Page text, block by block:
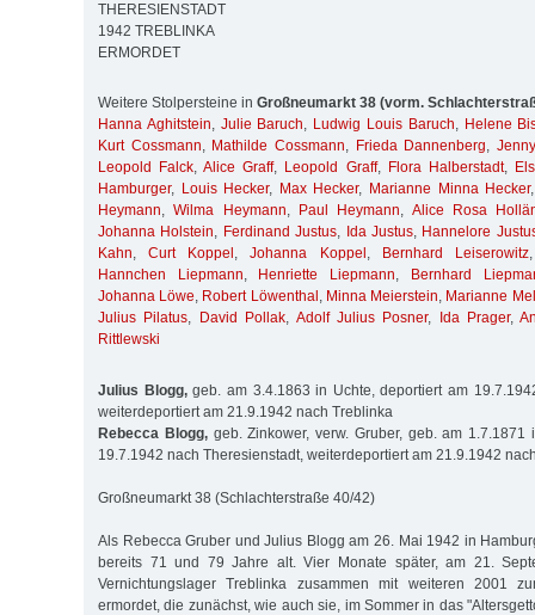
THERESIENSTADT
1942 TREBLINKA
ERMORDET
Weitere Stolpersteine in Großneumarkt 38 (vorm.
Hanna Aghitstein, Julie Baruch, Ludwig Louis Baruch, Helene
Kurt Cossmann, Mathilde Cossmann, Frieda Dannenberg,
Leopold Falck,Alice Graff, Leopold Graff, Flora Halberstadt,
Hamburger, Louis Hecker, Max Hecker, Marianne Minna Hecker
Heymann,Wilma Heymann, Paul Heymann, Alice Rosa
Johanna Holstein, Ferdinand Justus, Ida Justus, Hannelore
Kahn,Curt Koppel ,Johanna Koppel , Bernhard Leiserowitz
Hannchen Liepmann, Henriette Liepmann,
Bernhard
Johanna Löwe, Robert Löwenthal , Minna Meierstein, Marianne
Julius Pilatus, David Pollak, Adolf Julius Posner, Ida Prager,
Rittlewski
Julius Blogg,geb. am 3.4.1863 in Uchte, deportiert am
weiterdeportiert am 21.9.1942 nach Treblinka
Rebecca Blogg,geb. Zinkower, verw. Gruber, geb. am 1.7.1871
19.7.1942 nach Theresienstadt, weiterdeportiert am 21.9.1942
Großneumarkt 38 (Schlachterstraße 40/42)
Als Rebecca Gruber und Julius Blogg am 26. Mai 1942 in
bereits 71 und 79 Jahre alt. Vier Monate später, am 21.
Vernichtungslager Treblinka zusammen mit weiteren 2001
ermordet, die zunächst, wie auch sie, im Sommer in das